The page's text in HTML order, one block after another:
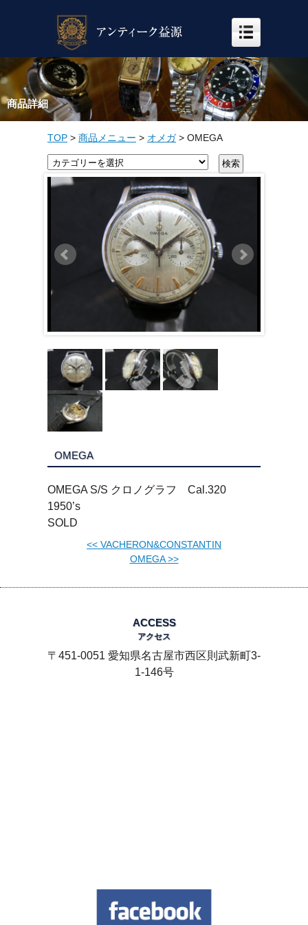
商品詳細
TOP > 商品メニュー > オメガ> OMEGA
OMEGA
OMEGA S/S クロノグラフ Cal.320
1950’s
SOLD
<< VACHERON&CONSTANTIN
OMEGA>>
ACCESS
アクセス
〒451-0051 愛知県名古屋市西区則武新町3-
1-146号